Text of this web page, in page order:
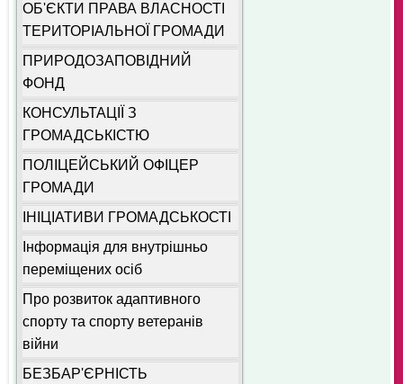
ОБ'ЄКТИ ПРАВА ВЛАСНОСТІ
ТЕРИТОРІАЛЬНОЇ ГРОМАДИ
ПРИРОДОЗАПОВІДНИЙ
ФОНД
КОНСУЛЬТАЦІЇ З
ГРОМАДСЬКІСТЮ
ПОЛІЦЕЙСЬКИЙ ОФІЦЕР
ГРОМАДИ
ІНІЦІАТИВИ ГРОМАДСЬКОСТІ
Інформація для внутрішньо
переміщених осіб
Про розвиток адаптивного
спорту та спорту ветеранів
війни
БЕЗБАР'ЄРНІСТЬ